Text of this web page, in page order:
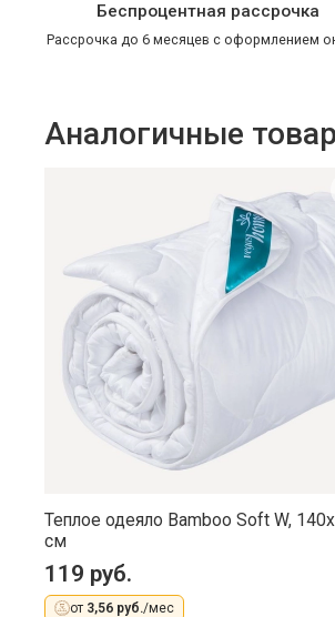
Беспроцентная рассрочка
Рассрочка до 6 месяцев с оформлением
Аналогичные
Теплое одеяло Bamboo Soft W,
см
119 руб.
от 3,56 руб./мес